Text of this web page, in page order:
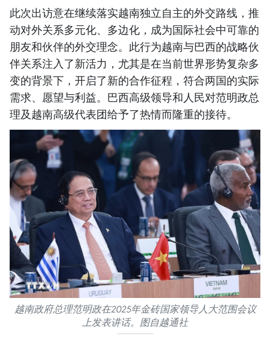
此次出访意在继续落实越南独立自主的外交路线，推
动对外关系多元化、多边化，成为国际社会中可靠的
朋友和伙伴的外交理念。此行为越南与巴西的战略伙
伴关系注入了新活力，尤其是在当前世界形势复杂多
变的背景下，开启了新的合作征程，符合两国的实际
需求、愿望与利益。巴西高级领导和人民对范明政总
理及越南高级代表团给予了热情而隆重的接待。
越南政府总理范明政在2025年金砖国家领导人大范围会议
上发表讲话。图自越通社